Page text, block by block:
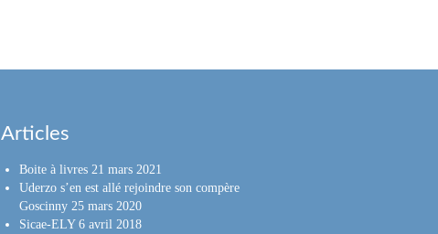
Articles
Boite à livres 21 mars 2021
Uderzo s’en est allé rejoindre son compère
Goscinny 25 mars 2020
Sicae-ELY 6 avril 2018